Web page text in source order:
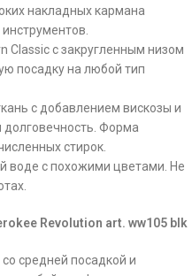
накладных кармана
Classic с закругленным низом
посадку на любой тип
с добавлением вискозы и
долговечность. Форма
стирок.
воде с похожими цветами. Не
Revolution art. ww105 blk
средней посадкой и